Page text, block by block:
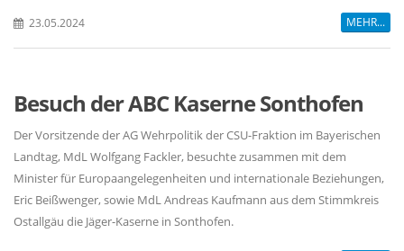
23.05.2024 MEHR...
Besuch der ABC Kaserne Sonthofen
Der Vorsitzende der AG Wehrpolitik der CSU-Fraktion im Bayerischen
Landtag, MdL Wolfgang Fackler, besuchte zusammen mit dem
Minister für Europaangelegenheiten und internationale Beziehungen,
Eric Beißwenger, sowie MdL Andreas Kaufmann aus dem Stimmkreis
Ostallgäu die Jäger-Kaserne in Sonthofen.